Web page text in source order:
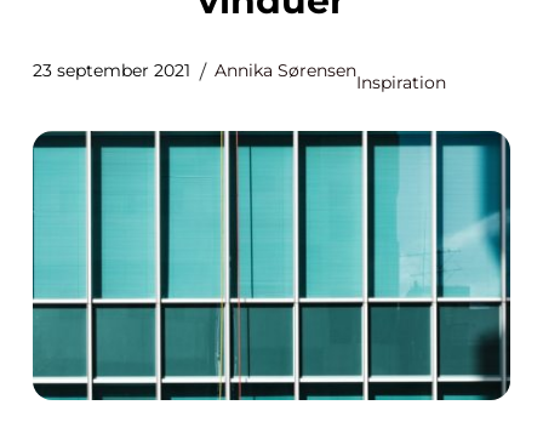
23 september 2021 Annika Sørensen
Inspiration